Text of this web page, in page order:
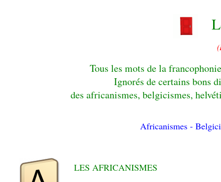
Tous les mots de la
Ignorés de certains bons
des africanismes, belgicismes,
Africanismes -
LES AFRICANISMES